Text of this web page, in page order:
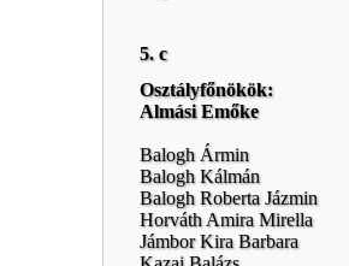
5. c
Osztályfőnökök:
Almási Emőke
Balogh Ármin
Balogh Kálmán
Balogh Roberta Jázmin
Horváth Amira Mirella
Jámbor Kira Barbara